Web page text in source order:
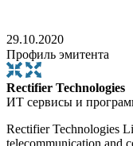
29.10.2020
Профиль эмитента
Rectifier Technologies
ИТ сервисы и
Rectifier Technologies